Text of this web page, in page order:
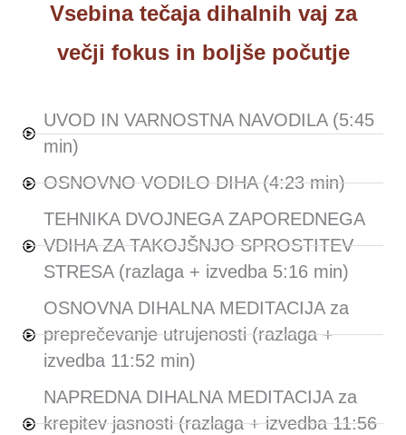
Vsebina tečaja dihalnih vaj za
večji fokus in boljše počutje
UVOD IN VARNOSTNA NAVODILA (5:45
min)
OSNOVNO VODILO DIHA (4:23 min)
TEHNIKA DVOJNEGA ZAPOREDNEGA
VDIHA ZA TAKOJŠNJO SPROSTITEV
STRESA (razlaga + izvedba 5:16 min)
OSNOVNA DIHALNA MEDITACIJA za
preprečevanje utrujenosti (razlaga +
izvedba 11:52 min)
NAPREDNA DIHALNA MEDITACIJA za
krepitev jasnosti (razlaga + izvedba 11:56